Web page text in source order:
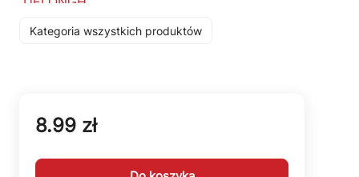
Kategoria wszystkich produktów
8.99 zł